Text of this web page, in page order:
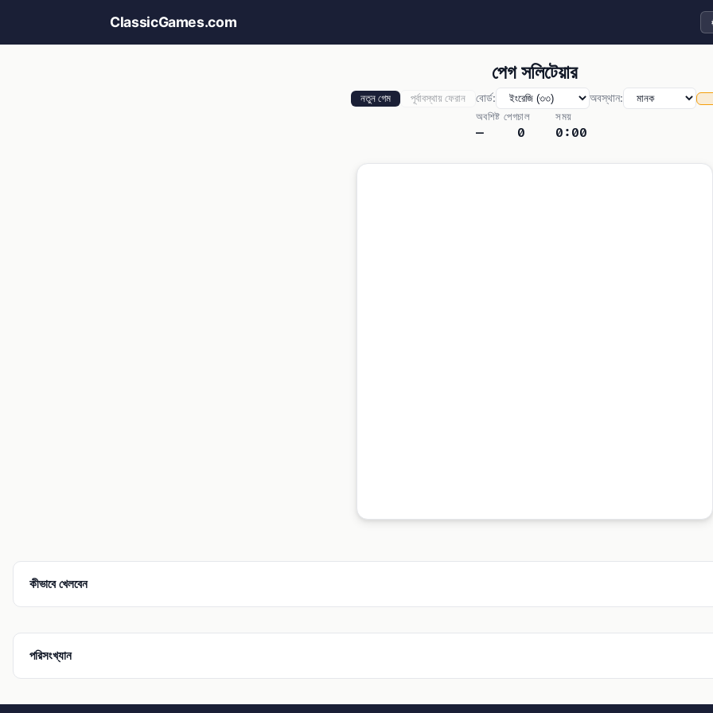
ClassicGames.com থিম
পেগ সলিটেয়ার
নতুন গেম পূর্বাবস্থায় ফেরান বোর্ড: অবস্থান:
অবশিষ্ট পেগ
—
চাল
0
সময়
0:00
কীভাবে খেলবেন
পরিসংখ্যান